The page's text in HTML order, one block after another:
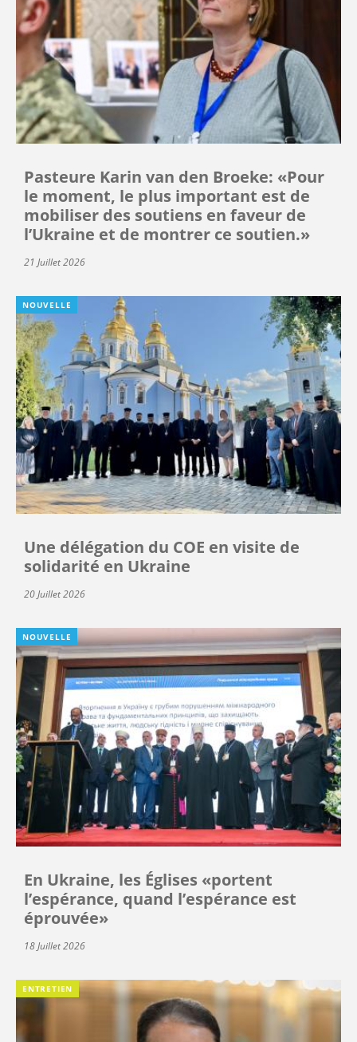
Pasteure Karin van den Broeke: «Pour
le moment, le plus important est de
mobiliser des soutiens en faveur de
l’Ukraine et de montrer ce soutien.»
21 Juillet 2026
NOUVELLE
Une délégation du COE en visite de
solidarité en Ukraine
20 Juillet 2026
NOUVELLE
En Ukraine, les Églises «portent
l’espérance, quand l’espérance est
éprouvée»
18 Juillet 2026
ENTRETIEN